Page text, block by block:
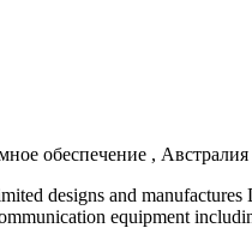
обеспечение , Австралия
designs and
equipment